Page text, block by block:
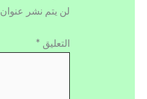
لن يتم نشر عنوان
التعليق *